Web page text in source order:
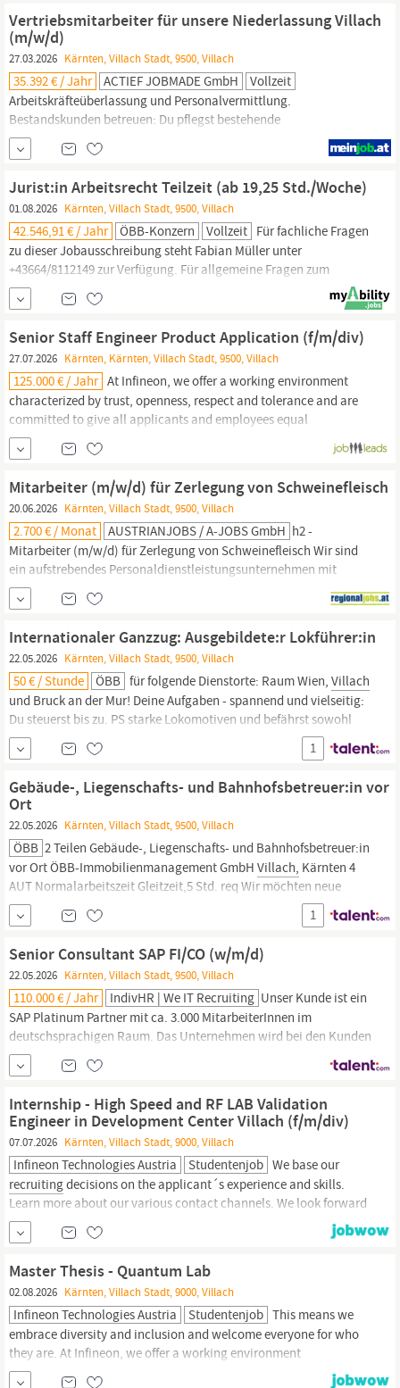
enable your...
Vertriebsmitarbeiter für unsere Niederlassung Villach
(m/w/d)
27.03.2026 Kärnten, Villach Stadt, 9500, Villach
35.392 € / Jahr ACTIEF JOBMADE GmbH
Vollzeit
Arbeitskräfteüberlassung und Personalvermittlung.
Bestandskunden betreuen: Du pflegst bestehende
Kundenkontakte, erkennst neue Bedarfe und baust die
Zusammenarbeit langfristig aus. Personalbedarf analysieren:
Gemeinsam mit deinen Kunden entwickelst du passende
Lösungen für deren Personalbedarf.Recruiting& Besetzung: Du
findest geeignete Kandidaten,
Jurist:in Arbeitsrecht Teilzeit (ab 19,25 Std./Woche)
01.08.2026 Kärnten, Villach Stadt, 9500, Villach
42.546,91 € / Jahr ÖBB-Konzern Vollzeit Für fachliche Fragen
zu dieser Jobausschreibung steht Fabian Müller unter
+43664/8112149 zur Verfügung. Für allgemeine Fragen zum
Bewerbungsprozess ist das ÖBB
Team unter 05 1778 97
77888 erreichbar. Über das Unternehmen: Seit 1923 prägen wir als
ÖBB die Mobilität in Österreich und tragen die Verantwortung
Senior Staff Engineer Product Application (f/m/div)
27.07.2026 Kärnten, Kärnten, Villach Stadt, 9500, Villach
125.000 € / Jahr At Infineon, we offer a working environment
characterized by trust, openness, respect and tolerance and are
committed to give all applicants and employees equal
opportunities. We base our
decisions on the applicant
´s experience and skills. Learn more about our various contact
channels. Please let your recruiter know if they need to pay
special
Mitarbeiter (m/w/d) für Zerlegung von Schweinefleisch
20.06.2026 Kärnten, Villach Stadt, 9500, Villach
2.700 € / Monat AUSTRIANJOBS / A-JOBS GmbH h2 -
Mitarbeiter (m/w/d) für Zerlegung von Schweinefleisch Wir sind
ein aufstrebendes Personaldienstleistungsunternehmen mit
aktuell 5 Filialen in Österreich und einem exklusiven,
internationalenRecruiting-Center
in der Tschechischen Republik.
Kernkompetenz - der Arbeitskräfteüberlassung.
Internationaler Ganzzug: Ausgebildete:r Lokführer:in
22.05.2026 Kärnten, Villach Stadt, 9500, Villach
50 € / Stunde ÖBB für folgende Dienstorte: Raum Wien, Villach
und Bruck an der Mur! Deine Aufgaben - spannend und vielseitig:
Du steuerst bis zu. PS starke Lokomotiven und befährst sowohl
das Streckennetz in Österreich als auch im Ausland. Güter bringst
du verantwortungsvoll und pünktlich an ihr inländisches oder
1
Gebäude-, Liegenschafts- und Bahnhofsbetreuer:in vor
Ort
22.05.2026 Kärnten, Villach Stadt, 9500, Villach
ÖBB 2 Teilen Gebäude-, Liegenschafts- und Bahnhofsbetreuer:in
vor Ort ÖBB-Immobilienmanagement GmbH Villach, Kärnten 4
AUT Normalarbeitszeit Gleitzeit,5 Std. req Wir möchten neue
Wege gehen. Und neue Wege schaffen. Heute. Für morgen. Für
uns. Jetzt Teil des werden! Das Bahnhofs- und
Liegenschaftsmanagement sorgt
1
Senior Consultant SAP FI/CO (w/m/d)
22.05.2026 Kärnten, Villach Stadt, 9500, Villach
110.000 € / Jahr IndivHR | We IT Recruiting Unser Kunde ist ein
SAP Platinum Partner mit ca. 3.000 MitarbeiterInnen im
deutschsprachigen Raum. Das Unternehmen wird bei den Kunden
für die hohe Expertise im SAP-Umfeld und Pragmatismus
geschätzt. Wir suchen in Österreich ab sofort eine(n) erfahrene(n)
Salzburg, Vorarlberg, Kärnten, Steiermark oder...
Internship - High Speed and RF LAB Validation
Engineer in Development Center Villach (f/m/div)
07.07.2026 Kärnten, Villach Stadt, 9000, Villach
Infineon Technologies Austria Studentenjob We base our
recruitingdecisions on the applicant´s experience and skills.
Learn more about our various contact channels. We look forward
to receiving your resume, even if you do not entirely meet all the
requirements of the job posting. Please let your recruiter know if
enable your...
Master Thesis - Quantum Lab
02.08.2026 Kärnten, Villach Stadt, 9000, Villach
Infineon Technologies Austria Studentenjob This means we
embrace diversity and inclusion and welcome everyone for who
they are. At Infineon, we offer a working environment
characterized by trust, openness, respect and tolerance and are